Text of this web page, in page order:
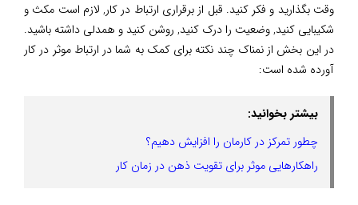
وقت بگذارید و فکر کنید. قبل از برقراری ارتباط در کار, لازم است مکث و
شکیبایی کنید, وضعیت را درک کنید, روشن کنید و همدلی داشته باشید.
در این بخش از نمناک چند نکته برای کمک به شما در ارتباط موثر در کار
آورده شده است:
بیشتر بخوانید:
چطور تمرکز در کارمان را افزایش دهیم؟
راهکارهایی موثر برای تقویت ذهن در زمان کار